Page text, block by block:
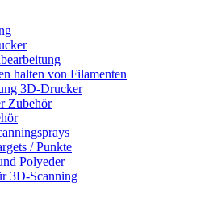
halten von Filamenten
3D-Drucker
Zubehör
/ Punkte
Polyeder
3D-Scanning